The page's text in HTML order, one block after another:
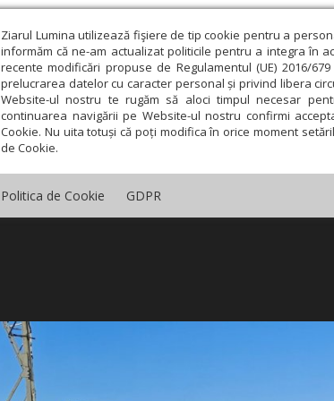
Ziarul Lumina utilizează fişiere de tip cookie pentru a
informăm că ne-am actualizat politicile pentru a integra în
recente modificări propuse de Regulamentul (UE) 2016/
prelucrarea datelor cu caracter personal și privind libera
Website-ul nostru te rugăm să aloci timpul necesar
continuarea navigării pe Website-ul nostru confirmi
Cookie. Nu uita totuși că poți modifica în orice moment
de Cookie.
Politica de Cookie GDPR